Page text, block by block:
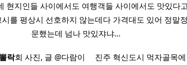
현지인들 사이에서도 여행객들 사이에서도 맛있다
를 평상시 선호하지 않는데다 가격대도 있어 정말
문했는데 넘나 맛있쟈냐…
뽈락회 사진, 글 @다람이 ​ ​ ​ ​ 진주 혁신도시 먹자골목